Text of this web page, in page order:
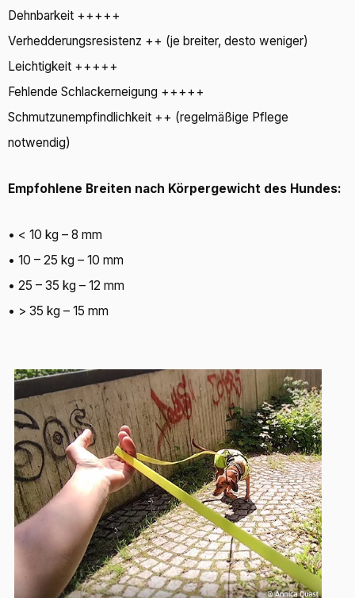
Dehnbarkeit +++++
Verhedderungsresistenz ++ (je breiter, desto weniger)
Leichtigkeit +++++
Fehlende Schlackerneigung +++++
Schmutzunempfindlichkeit ++ (regelmäßige Pflege
notwendig)
Empfohlene Breiten nach Körpergewicht des Hundes:
• < 10 kg – 8 mm
• 10 – 25 kg – 10 mm
• 25 – 35 kg – 12 mm
• > 35 kg – 15 mm